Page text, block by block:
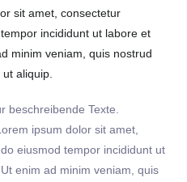
sit amet, consectetur
tempor incididunt ut labore et
minim veniam, quis nostrud
aliquip.
beschreibende Texte.
ipsum dolor sit amet,
eiusmod tempor incididunt ut
enim ad minim veniam, quis